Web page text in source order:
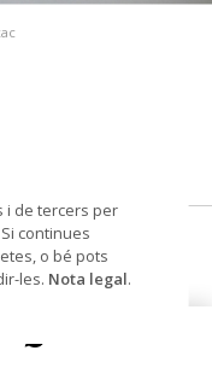
- segle III ante
i de tercers per
continues
o bé pots
les. Nota legal.